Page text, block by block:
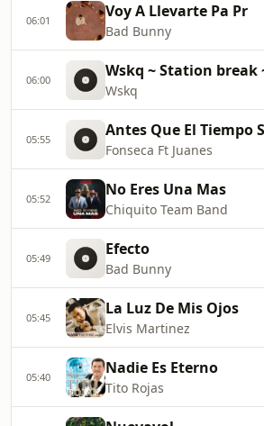
06:01 Voy A Llevarte Pa Pr
Bad Bunny
06:00
Wskq
05:55 Antes Que El Tiempo
Fonseca Ft Juanes
05:52 No Eres Una Mas
Chiquito Team Band
05:49 Efecto
Bad Bunny
05:45 La Luz De Mis Ojos
Elvis Martinez
05:40 Nadie Es Eterno
Tito Rojas